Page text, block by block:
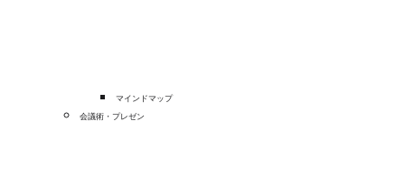
マインドマップ
会議術・プレゼン